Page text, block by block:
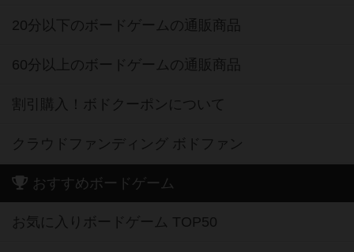
20分以下のボードゲームの通販商品
60分以上のボードゲームの通販商品
割引購入！ボドクーポンについて
クラウドファンディング ボドファン
おすすめボードゲーム
お気に入りボードゲーム TOP50